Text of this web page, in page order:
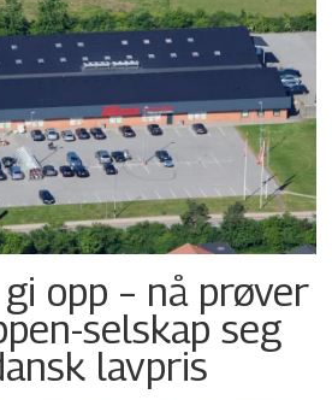
opp – nå prøver
selskap seg
lavpris